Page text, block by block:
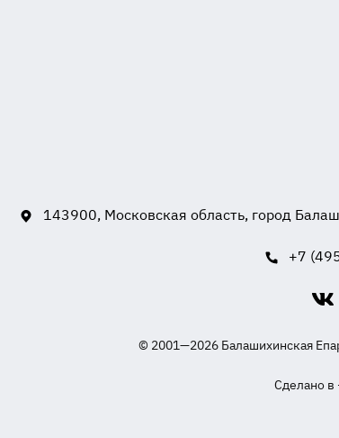
143900, Московская область, город
+7
© 2001—2026 Балашихинская
Сделано в